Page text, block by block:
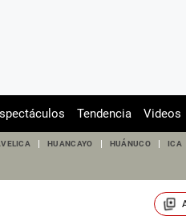
Tendencia Videos
HUANCAYO HUÁNUCO ICA